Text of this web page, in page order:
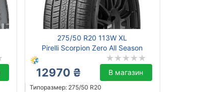
275/50 R20 113W XL
Pirelli Scorpion Zero All Season
12970 ₴ В магазин
Типоразмер: 275/50 R20